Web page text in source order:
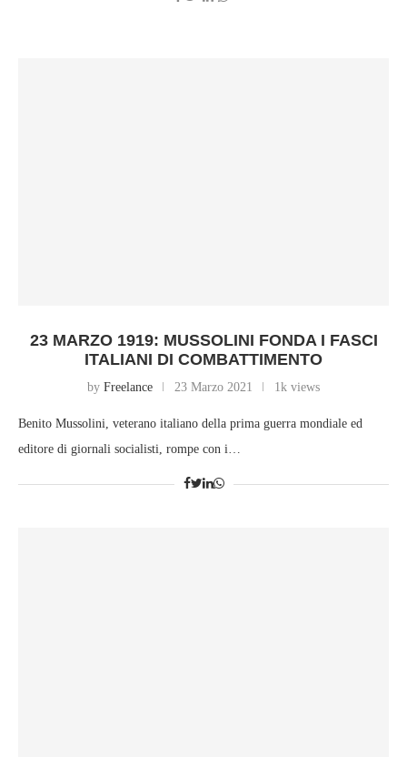
23 MARZO 1919: MUSSOLINI FONDA I FASCI
ITALIANI DI COMBATTIMENTO
by Freelance 23 Marzo 2021 1k views
Benito Mussolini, veterano italiano della prima guerra mondiale ed
editore di giornali socialisti, rompe con i…